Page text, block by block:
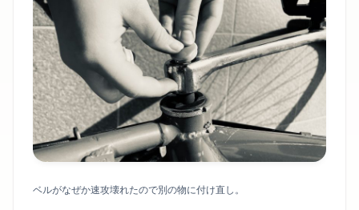
ベルがなぜか速攻壊れたので別の物に付け直し。